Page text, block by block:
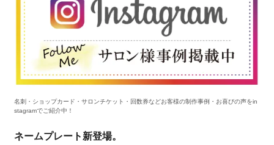
名刺・ショップカード・サロンチケット・回数券などお客様の制作事例・お喜びの声をin
stagramでご紹介中！
ネームプレート新登場。